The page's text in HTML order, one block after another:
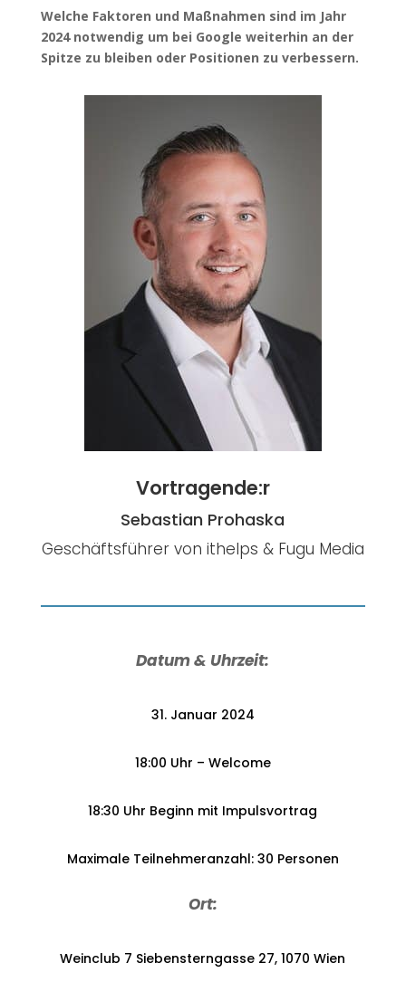
Welche Faktoren und Maßnahmen sind im Jahr
2024 notwendig um bei Google weiterhin an der
Spitze zu bleiben oder Positionen zu verbessern.
Vortragende:r
Sebastian Prohaska
Geschäftsführer von ithelps & Fugu Media
Datum & Uhrzeit:
31. Januar 2024
18:00 Uhr – Welcome
18:30 Uhr Beginn mit Impulsvortrag
Maximale Teilnehmeranzahl: 30 Personen
Ort:
Weinclub 7 Siebensterngasse 27, 1070 Wien